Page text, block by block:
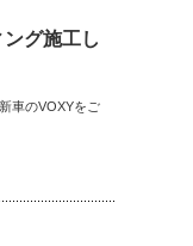
グ施工し
車のVOXYをご